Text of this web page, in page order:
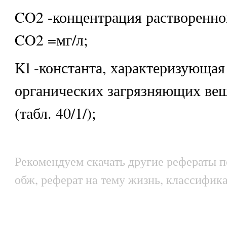
CO2 -концентрация
CO2 =мг/л;
Kl -константа, характеризующая
органических загрязняющих
(табл. 40/1/);
Рекомендуем скачать другие рефераты
обж, реферат на тему жизнь,